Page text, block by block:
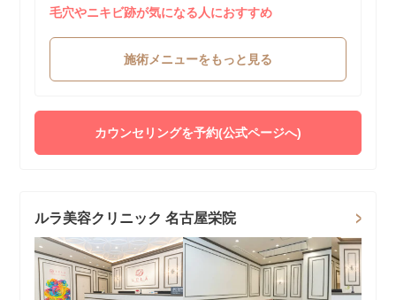
毛穴やニキビ跡が気になる人におすすめ
施術メニューをもっと見る
カウンセリングを予約(公式ページへ)
ルラ美容クリニック 名古屋栄院